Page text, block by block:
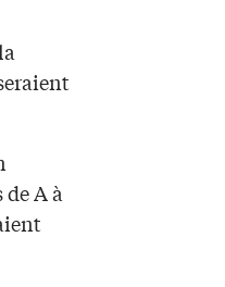
A à